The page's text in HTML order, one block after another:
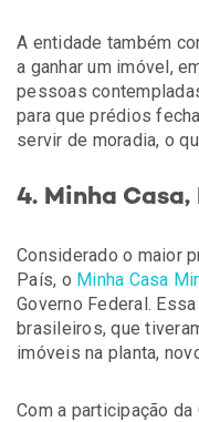
A entidade também
a ganhar um imóvel,
pessoas
para que prédios
servir de moradia, o
4. Minha
Considerado o maior
País, o Minha Casa
Governo Federal.
brasileiros, que
imóveis na planta,
Com a participação da